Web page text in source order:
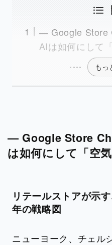
― Google Store
AIは如何にして
もっ
― Google Store
は如何にして「空
リテールストアが示
年の戦略図
ニューヨーク、チェル